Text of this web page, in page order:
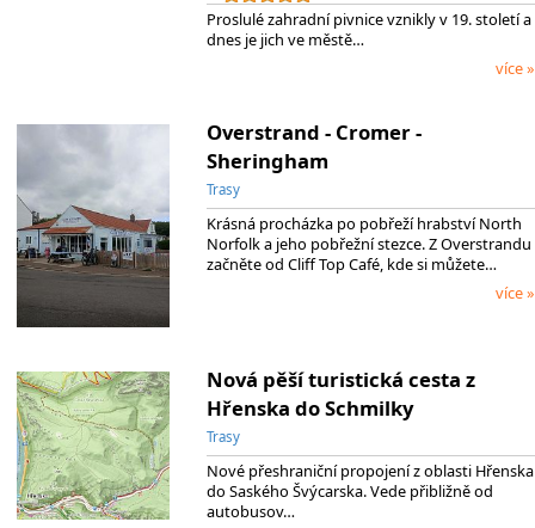
Proslulé zahradní pivnice vznikly v 19. století a
dnes je jich ve městě…
více »
Overstrand - Cromer -
Sheringham
Trasy
Krásná procházka po pobřeží hrabství North
Norfolk a jeho pobřežní stezce. Z Overstrandu
začněte od Cliff Top Café, kde si můžete…
více »
Nová pěší turistická cesta z
Hřenska do Schmilky
Trasy
Nové přeshraniční propojení z oblasti Hřenska
do Saského Švýcarska. Vede přibližně od
autobusov…